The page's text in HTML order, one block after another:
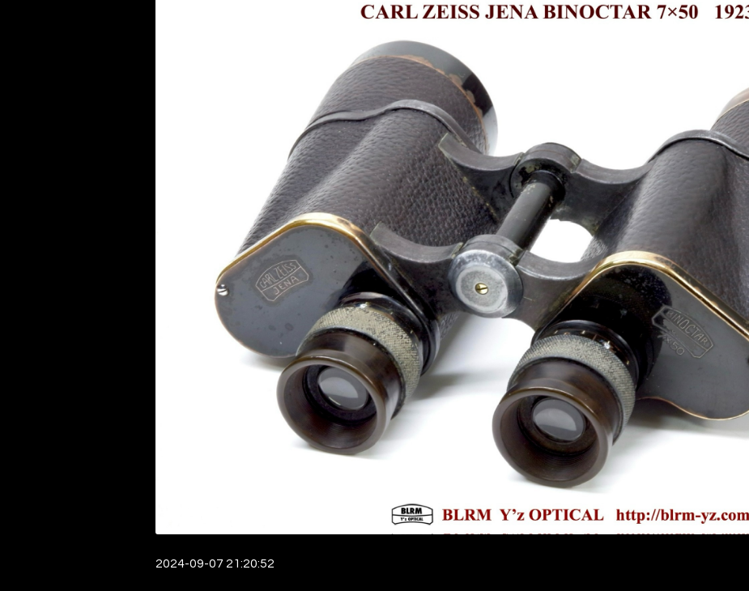
2024-09-07 21:20:52